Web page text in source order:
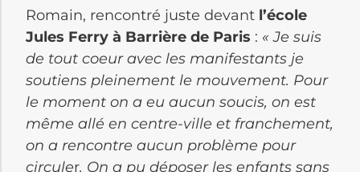
Romain, rencontré juste devant l’école
Jules Ferry à Barrière de Paris : « Je suis
de tout coeur avec les manifestants je
soutiens pleinement le mouvement. Pour
le moment on a eu aucun soucis, on est
même allé en centre-ville et franchement,
on a rencontre aucun problème pour
circuler. On a pu déposer les enfants sans